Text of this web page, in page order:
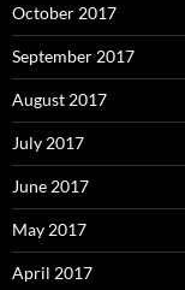
October 2017
September 2017
August 2017
July 2017
June 2017
May 2017
April 2017